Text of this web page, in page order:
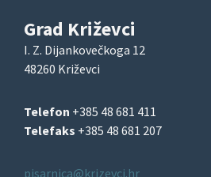
Grad Križevci
I. Z. Dijankovečkoga 12
48260 Križevci
Telefon +385 48 681 411
Telefaks +385 48 681 207
pisarnica@krizevci.hr